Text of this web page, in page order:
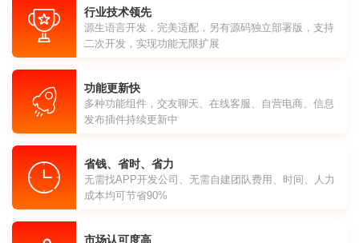
行业技术领先
源生语言开发，完美适配，另有源码独立部署版，支持
二次开发，实现功能无限扩展
功能更新快
多种功能组件，交友聊天、在线客服、自营电商、信息
发布插件持续更新中
省钱、省时、省力
无需找APP开发公司、无需自建团队费用、时间、人力
成本均可节省90%
市场认可度高